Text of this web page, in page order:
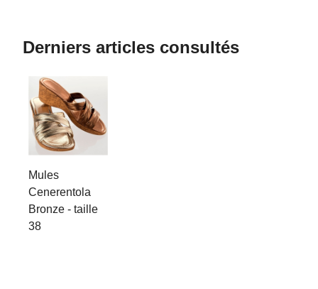
Derniers articles consultés
Mules
Cenerentola
Bronze - taille
38